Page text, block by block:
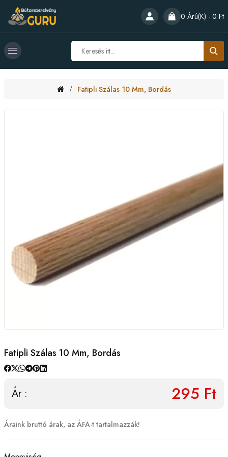
0 Árú(k) - 0 Ft
Fatipli Szálas 10 Mm, Bordás
Fatipli Szálas 10 Mm, Bordás
Ár : 295 Ft
Áraink bruttó árak, az ÁFA-t tartalmazzák!